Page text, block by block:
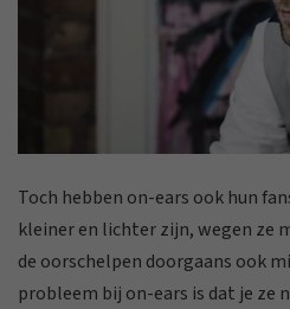
Toch hebben on-ears ook hun
kleiner en lichter zijn, wegen ze
de oorschelpen doorgaans ook
probleem bij on-ears is dat je ze